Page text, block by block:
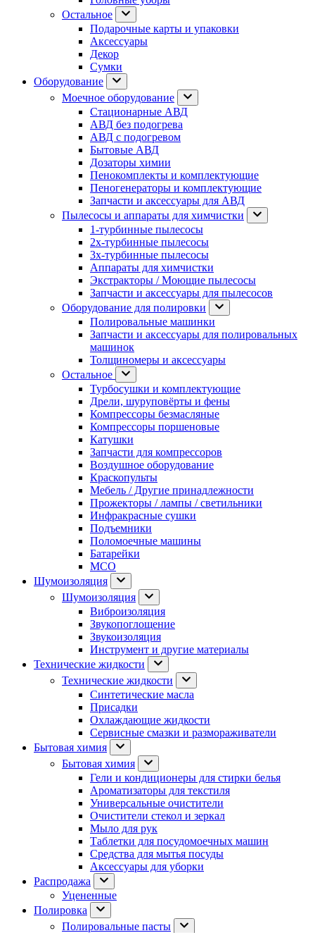
Остальное
Подарочные карты и упаковки
Аксессуары
Декор
Сумки
Оборудование
Моечное оборудование
Стационарные АВД
АВД без подогрева
АВД с подогревом
Бытовые АВД
Дозаторы химии
Пенокомплекты и комплектующие
Пеногенераторы и комплектующие
Запчасти и аксессуары для АВД
Пылесосы и аппараты для химчистки
1-турбинные пылесосы
2х-турбинные пылесосы
3х-турбинные пылесосы
Аппараты для химчистки
Экстракторы / Моющие пылесосы
Запчасти и аксессуары для пылесосов
Оборудование для полировки
Полировальные машинки
Запчасти и аксессуары для полировальных
машинок
Толщиномеры и аксессуары
Остальное
Турбосушки и комплектующие
Дрели, шуруповёрты и фены
Компрессоры безмасляные
Компрессоры поршеновые
Катушки
Запчасти для компрессоров
Воздушное оборудование
Краскопульты
Мебель / Другие принадлежности
Прожекторы / лампы / светильники
Инфракрасные сушки
Подъемники
Поломоечные машины
Батарейки
МСО
Шумоизоляция
Шумоизоляция
Виброизоляция
Звукопоглощение
Звукоизоляция
Инструмент и другие материалы
Технические жидкости
Технические жидкости
Синтетические масла
Присадки
Охлаждающие жидкости
Сервисные смазки и размораживатели
Бытовая химия
Бытовая химия
Гели и кондиционеры для стирки белья
Ароматизаторы для текстиля
Универсальные очистители
Очистители стекол и зеркал
Мыло для рук
Таблетки для посудомоечных машин
Средства для мытья посуды
Аксессуары для уборки
Распродажа
Уцененные
Полировка
Полировальные пасты